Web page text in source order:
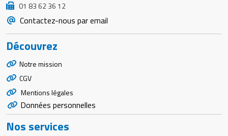
01 83 62 36 12
Contactez-nous par email
Découvrez
Notre mission
CGV
Mentions légales
Données personnelles
Nos services